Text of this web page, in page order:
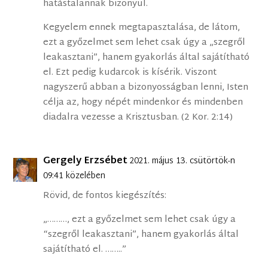
hatástalannak bizonyul.
Kegyelem ennek megtapasztalása, de látom,
ezt a győzelmet sem lehet csak úgy a „szegről
leakasztani”, hanem gyakorlás által sajátítható
el. Ezt pedig kudarcok is kísérik. Viszont
nagyszerű abban a bizonyosságban lenni, Isten
célja az, hogy népét mindenkor és mindenben
diadalra vezesse a Krisztusban. (2 Kor. 2:14)
Gergely Erzsébet2021. május 13. csütörtök-n
09:41 közelében
Rövid, de fontos kiegészítés:
„………, ezt a győzelmet sem lehet csak úgy a
“szegről leakasztani”, hanem gyakorlás által
sajátítható el. ……..”